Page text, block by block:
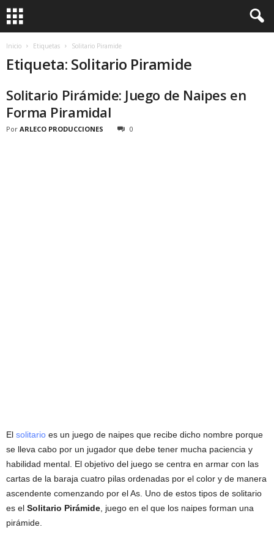
Inicio Etiquetas Solitario Piramide
Etiqueta: Solitario Piramide
Solitario Pirámide: Juego de Naipes en
Forma Piramidal
Por ARLECO PRODUCCIONES 0
El solitario es un juego de naipes que recibe dicho nombre porque
se lleva cabo por un jugador que debe tener mucha paciencia y
habilidad mental. El objetivo del juego se centra en armar con las
cartas de la baraja cuatro pilas ordenadas por el color y de manera
ascendente comenzando por el As. Uno de estos tipos de solitario
es el Solitario Pirámide , juego en el que los naipes forman una
pirámide.